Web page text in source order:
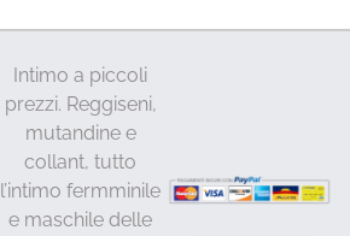
Intimo a piccoli
prezzi. Reggiseni,
mutandine e
collant, tutto
l’intimo fermminile
e maschile delle